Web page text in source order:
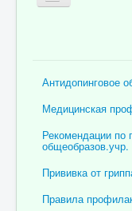
Информация для
Медицинская
Врачи
Антидопинговое
Медицинская
Рекомендации по
общеобразов.учр.
Прививка от
Правила